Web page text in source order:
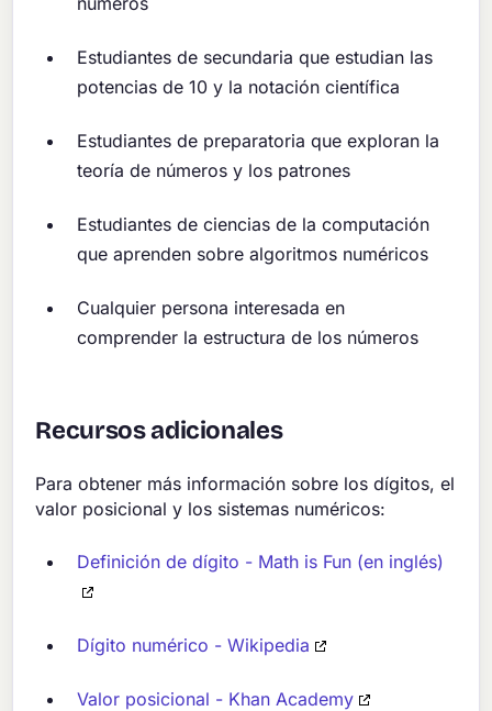
Estudiantes de secundaria que estudian las
potencias de 10 y la notación científica
Estudiantes de preparatoria que exploran la
teoría de números y los patrones
Estudiantes de ciencias de la computación
que aprenden sobre algoritmos numéricos
Cualquier persona interesada en
comprender la estructura de los números
Recursos adicionales
Para obtener más información sobre los dígitos, el
valor posicional y los sistemas numéricos:
Definición de dígito - Math is Fun (en inglés)
Dígito numérico - Wikipedia
Valor posicional - Khan Academy